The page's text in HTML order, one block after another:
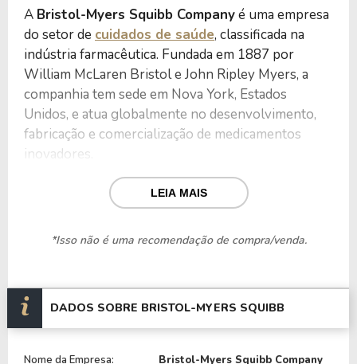
A Bristol-Myers Squibb Companyé uma empresa
do setor de cuidados de saúde, classificada na
indústria farmacêutica. Fundada em 1887 por
William McLaren Bristol e John Ripley Myers, a
companhia tem sede em Nova York, Estados
Unidos, e atua globalmente no desenvolvimento,
fabricação e comercialização de medicamentos
inovadores.
A empresa possui um portfólio diversificado de
produtos voltados para oncologia, imunologia,
hematologia, doenças cardiovasculares e
neurologia. Dentre seus principais medicamentos,
tratamento de vários tipos de câncer, bem como
Eliquis, indicado para prevenção de eventos
tromboembólicos.
LEIA MAIS
*Isso não é uma recomendação de compra/venda.
DADOS SOBRE BRISTOL-MYERS SQUIBB
Nome da Empresa: Bristol-Myers Squibb Company